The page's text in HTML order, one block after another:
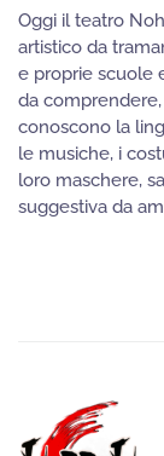
Oggi il teatro
artistico da
e proprie scuole
da
conoscono la
le musiche, i
loro maschere,
suggestiva da